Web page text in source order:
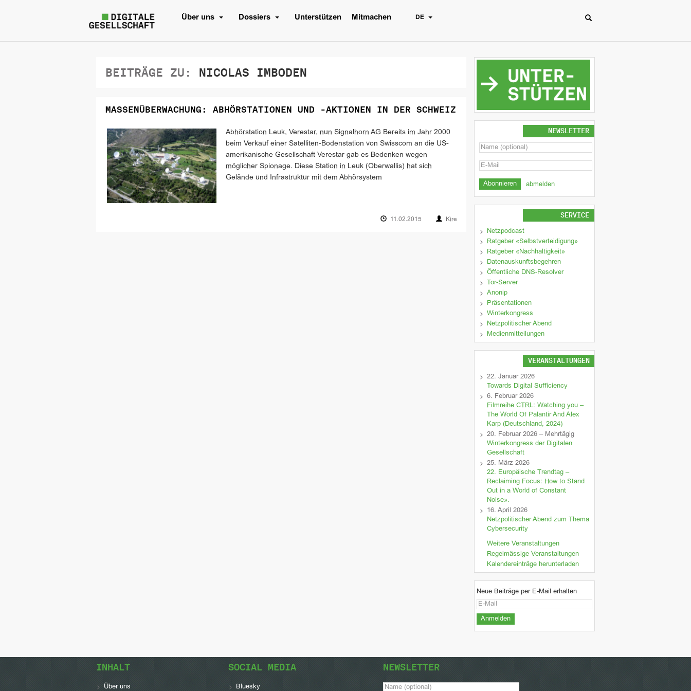
Über uns Dossiers Unterstützen Mitmachen DE
BEITRÄGE ZU: NICOLAS IMBODEN
MASSENÜBERWACHUNG: ABHÖRSTATIONEN UND -AKTIONEN IN DER SCHWEIZ
Abhörstation Leuk, Verestar, nun Signalhorn AG Bereits im Jahr 2000
beim Verkauf einer Satelliten-Bodenstation von Swisscom an die US-
amerikanische Gesellschaft Verestar gab es Bedenken wegen
möglicher Spionage. Diese Station in Leuk (Oberwallis) hat sich
Gelände und Infrastruktur mit dem Abhörsystem
11.02.2015 Kire
NEWSLETTER
abmelden
SERVICE
Netzpodcast
Ratgeber «Selbstverteidigung»
Ratgeber «Nachhaltigkeit»
Datenauskunftsbegehren
Öffentliche DNS-Resolver
Tor-Server
Anonip
Präsentationen
Winterkongress
Netzpolitischer Abend
Medienmitteilungen
VERANSTALTUNGEN
22. Januar 2026
Towards Digital Sufficiency
6. Februar 2026
Filmreihe CTRL: Watching you –
The World Of Palantir And Alex
Karp (Deutschland, 2024)
20. Februar 2026 – Mehrtägig
Winterkongress der Digitalen
Gesellschaft
25. März 2026
22. Europäische Trendtag –
Reclaiming Focus: How to Stand
Out in a World of Constant
Noise».
16. April 2026
Netzpolitischer Abend zum Thema
Cybersecurity
Weitere Veranstaltungen
Regelmässige Veranstaltungen
Kalendereinträge herunterladen
Neue Beiträge per E-Mail erhalten
INHALT
Über uns
SOCIAL MEDIA
Bluesky
NEWSLETTER